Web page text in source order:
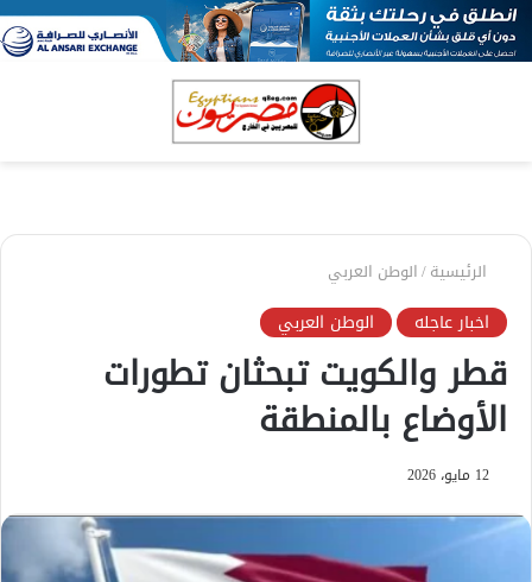
الرئيسية/الوطن العربي
اخبار عاجله الوطن العربي
قطر والكويت تبحثان تطورات
الأوضاع بالمنطقة
12 مايو، 2026